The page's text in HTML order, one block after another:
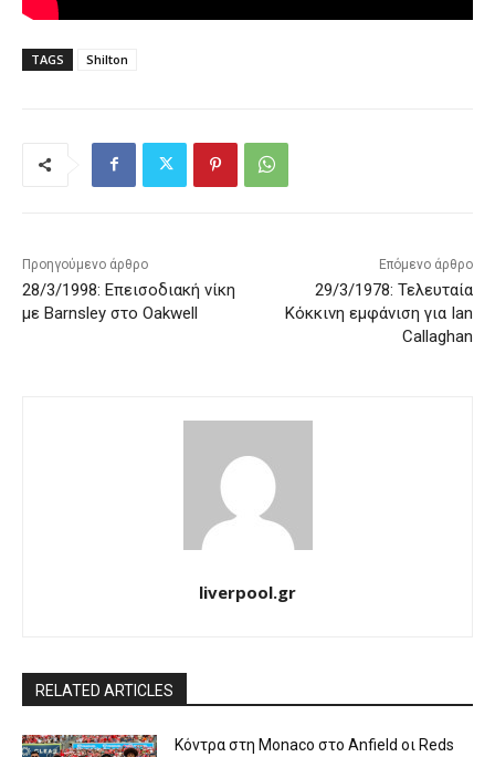
TAGS Shilton
Προηγούμενο άρθρο
28/3/1998: Επεισοδιακή νίκη
με Barnsley στο Oakwell
Επόμενο άρθρο
29/3/1978: Τελευταία
Κόκκινη εμφάνιση για Ian
Callaghan
liverpool.gr
RELATED ARTICLES
Κόντρα στη Monaco στο Anfield οι Reds